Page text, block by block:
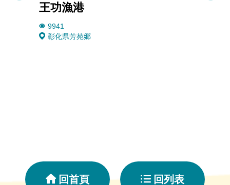
王功漁港
9941
彰化県芳苑郷
回首頁 回列表